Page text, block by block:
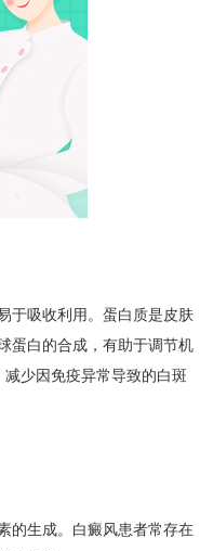
于吸收利用。蛋白质是皮肤
蛋白的合成，有助于调节机
少因免疫异常导致的白斑
的生成。白癜风患者常存在